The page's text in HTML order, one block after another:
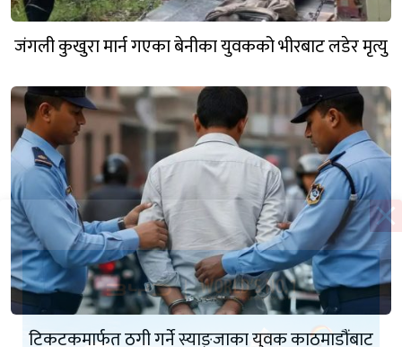
जंगली कुखुरा मार्न गएका बेनीका युवकको भीरबाट लडेर मृत्यु
टिकटकमार्फत ठगी गर्ने स्याङ्जाका युवक काठमाडौंबाट